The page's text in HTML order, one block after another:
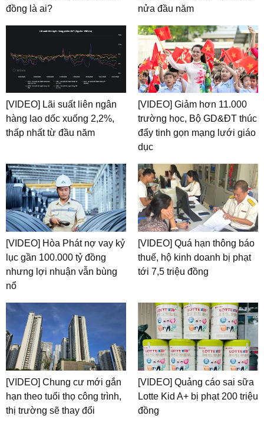
đồng là ai?
nửa đầu năm
[VIDEO] Lãi suất liên ngân
hàng lao dốc xuống 2,2%,
thấp nhất từ đầu năm
[VIDEO] Giảm hơn 11.000
trường học, Bộ GD&ĐT thúc
đẩy tinh gọn mạng lưới giáo
dục
[VIDEO] Hòa Phát nợ vay kỷ
lục gần 100.000 tỷ đồng
nhưng lợi nhuận vẫn bùng
nổ
[VIDEO] Quá hạn thông báo
thuế, hộ kinh doanh bị phạt
tới 7,5 triệu đồng
[VIDEO] Chung cư mới gắn
hạn theo tuổi thọ công trình,
thị trường sẽ thay đổi
[VIDEO] Quảng cáo sai sữa
Lotte Kid A+ bị phạt 200 triệu
đồng